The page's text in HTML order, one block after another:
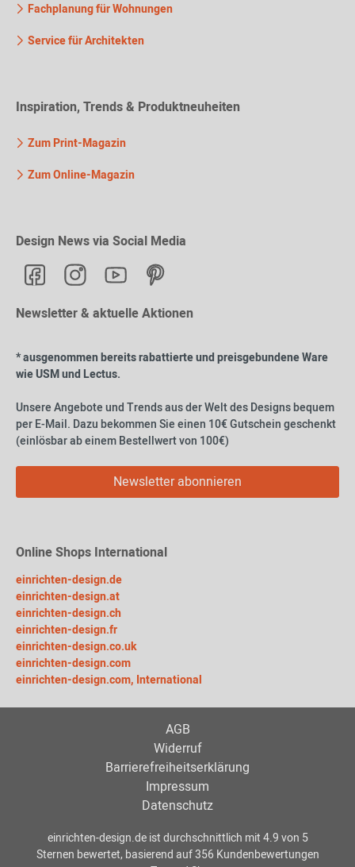
Fachplanung für Wohnungen
Service für Architekten
Inspiration, Trends & Produktneuheiten
Zum Print-Magazin
Zum Online-Magazin
Design News via Social Media
Newsletter & aktuelle Aktionen
* ausgenommen bereits rabattierte und preisgebundene Ware
wie USM und Lectus.
Unsere Angebote und Trends aus der Welt des Designs bequem
per E-Mail. Dazu bekommen Sie einen 10€ Gutschein geschenkt
(einlösbar ab einem Bestellwert von 100€)
Newsletter abonnieren
Online Shops International
einrichten-design.de
einrichten-design.at
einrichten-design.ch
einrichten-design.fr
einrichten-design.co.uk
einrichten-design.com
einrichten-design.com, International
AGB
Widerruf
Barrierefreiheitserklärung
Impressum
Datenschutz
einrichten-design.deist durchschnittlich mit4.9von 5
Sternen bewertet, basierend auf356Kundenbewertungen